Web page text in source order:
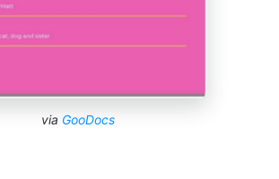
via GooDocs